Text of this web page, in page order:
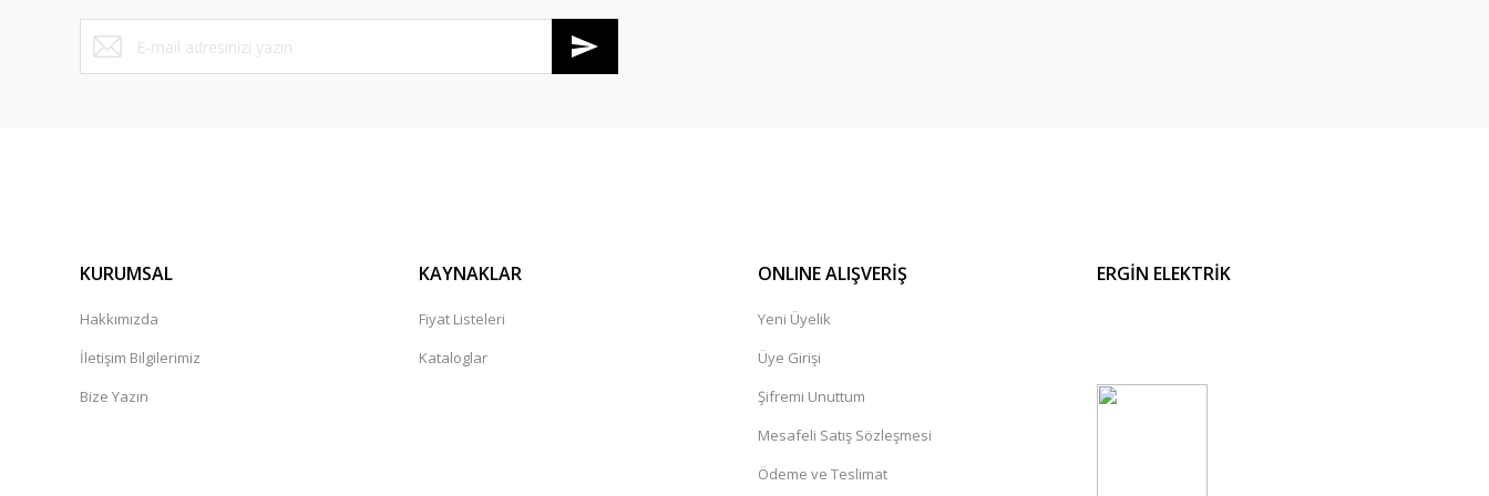
KURUMSAL
Hakkımızda
İletişim Bilgilerimiz
Bize Yazın
KAYNAKLAR
Fiyat Listeleri
Kataloglar
ONLINE ALIŞVERİŞ
Yeni Üyelik
Üye Girişi
Şifremi Unuttum
Mesafeli Satış Sözleşmesi
Ödeme ve Teslimat
ERGİN ELEKTRİK